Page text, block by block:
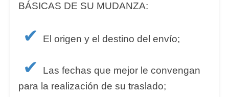
BÁSICAS DE SU MUDANZA:
✔ El origen y el destino del envío;
✔
Las fechas que mejor le convengan
para la realización de su traslado;